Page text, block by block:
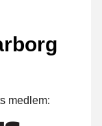
medlem: